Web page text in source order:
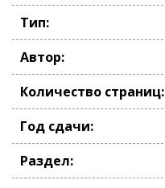
Тип:
Автор:
Количество страниц:
Год сдачи:
Раздел: